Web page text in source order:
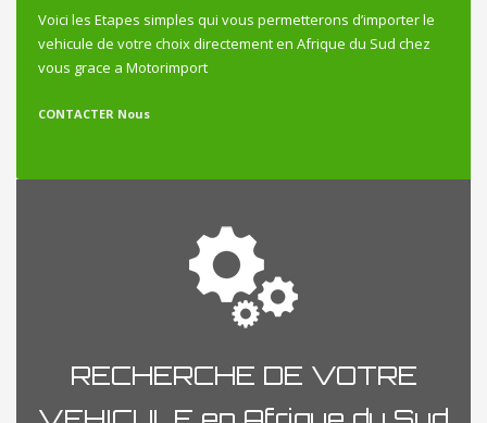
Voici les Etapes simples qui vous permetterons d’importer le
vehicule de votre choix directement en Afrique du Sud chez
vous grace a Motorimport
CONTACTER Nous
RECHERCHE DE VOTRE